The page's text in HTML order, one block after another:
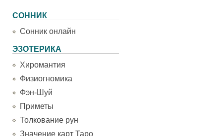
СОННИК
Сонник онлайн
ЭЗОТЕРИКА
Хиромантия
Физиогномика
Фэн-Шуй
Приметы
Толкование рун
Значение карт Таро